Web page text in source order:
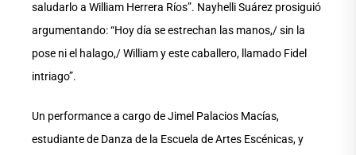
saludarlo a William Herrera Ríos”. Nayhelli Suárez prosiguió
argumentando: “Hoy día se estrechan las manos,/ sin la
pose ni el halago,/ William y este caballero, llamado Fidel
intriago”.
Un performance a cargo de Jimel Palacios Macías,
estudiante de Danza de la Escuela de Artes Escénicas, y